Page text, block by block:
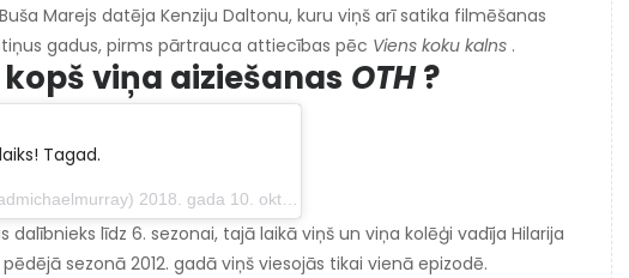
Marejs datēja Kenziju Daltonu, kuru viņš arī satika filmēšanas
gadus, pirms pārtrauca attiecības pēc Viens koku kalns .
viņa aiziešanas OTH?
Tagad.
2018. gada 10. oktobrī plkst. 20.55 PDT
līdz 6. sezonai, tajā laikā viņš un viņa kolēģi vadīja Hilarija
sezonā 2012. gadā viņš viesojās tikai vienā epizodē.